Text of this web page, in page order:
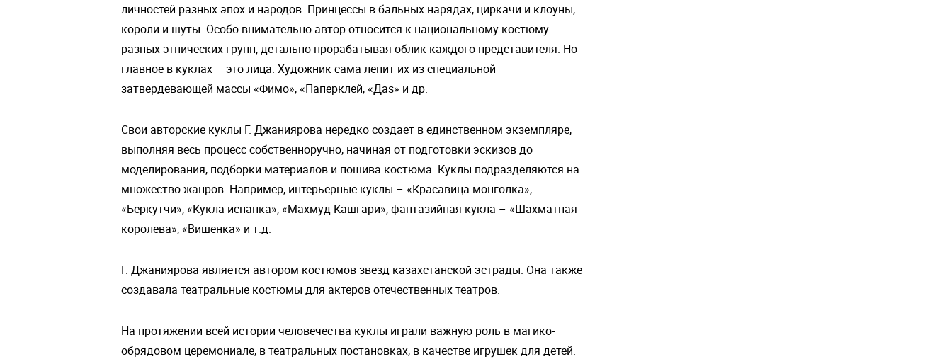
личностей разных эпох и народов. Принцессы в бальных нарядах, циркачи и клоуны,
короли и шуты. Особо внимательно автор относится к национальному костюму
разных этнических групп, детально прорабатывая облик каждого представителя. Но
главное в куклах – это лица. Художник сама лепит их из специальной
затвердевающей массы «Фимо», «Паперклей, «Даs» и др.
Свои авторские куклы Г. Джаниярова нередко создает в единственном экземпляре,
выполняя весь процесс собственноручно, начиная от подготовки эскизов до
моделирования, подборки материалов и пошива костюма. Куклы подразделяются на
множество жанров. Например, интерьерные куклы – «Красавица монголка»,
«Беркутчи», «Кукла-испанка», «Махмуд Кашгари», фантазийная кукла – «Шахматная
королева», «Вишенка» и т.д.
Г. Джаниярова является автором костюмов звезд казахстанской эстрады. Она также
создавала театральные костюмы для актеров отечественных театров.
На протяжении всей истории человечества куклы играли важную роль в магико-
обрядовом церемониале, в театральных постановках, в качестве игрушек для детей.